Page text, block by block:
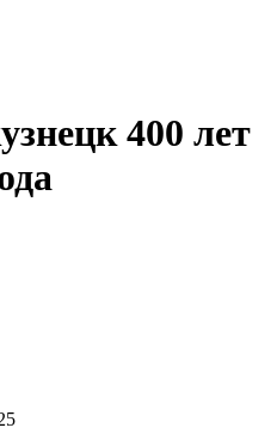
400 лет